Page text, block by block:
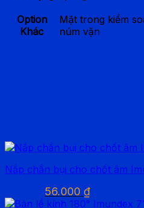
Option
Khác
Mặt trong kiểm
núm vặn
Nắp chắn bụi cho chốt âm
Giá
gốc
56.000 ₫Giá
hiện